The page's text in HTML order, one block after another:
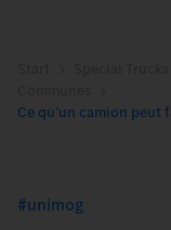
Ce qu’un camion
unimog